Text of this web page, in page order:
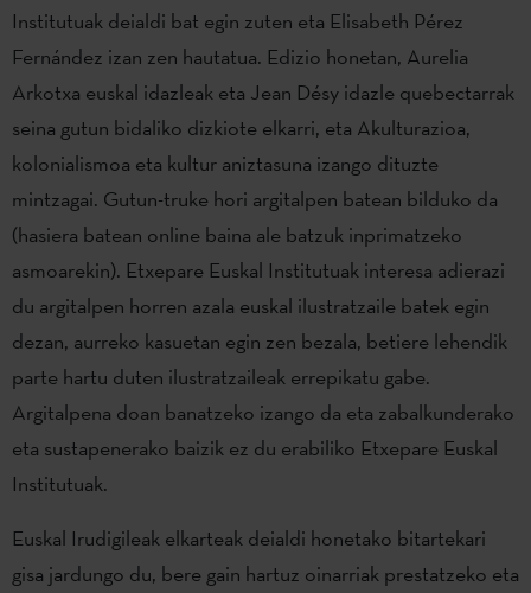
Institutuak deialdi bat egin zuten eta Elisabeth Pérez
Fernández izan zen hautatua. Edizio honetan, Aurelia
Arkotxa euskal idazleak eta Jean Désy idazle quebectarrak
seina gutun bidaliko dizkiote elkarri, eta Akulturazioa,
kolonialismoa eta kultur aniztasuna izango dituzte
mintzagai. Gutun-truke hori argitalpen batean bilduko da
(hasiera batean online baina ale batzuk inprimatzeko
asmoarekin). Etxepare Euskal Institutuak interesa adierazi
du argitalpen horren azala euskal ilustratzaile batek egin
dezan, aurreko kasuetan egin zen bezala, betiere lehendik
parte hartu duten ilustratzaileak errepikatu gabe.
Argitalpena doan banatzeko izango da eta zabalkunderako
eta sustapenerako baizik ez du erabiliko Etxepare Euskal
Institutuak.
Euskal Irudigileak elkarteak deialdi honetako bitartekari
gisa jardungo du, bere gain hartuz oinarriak prestatzeko eta